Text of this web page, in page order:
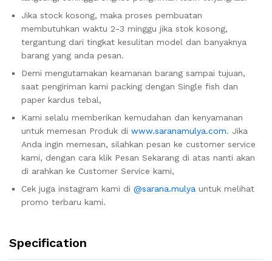
Jika stock kosong, maka proses pembuatan
membutuhkan waktu 2-3 minggu jika stok kosong,
tergantung dari tingkat kesulitan model dan banyaknya
barang yang anda pesan.
Demi mengutamakan keamanan barang sampai tujuan,
saat pengiriman kami packing dengan Single fish dan
paper kardus tebal,
Kami selalu memberikan kemudahan dan kenyamanan
untuk memesan Produk di www.saranamulya.com. Jika
Anda ingin memesan, silahkan pesan ke customer service
kami, dengan cara klik Pesan Sekarang di atas nanti akan
di arahkan ke Customer Service kami,
Cek juga instagram kami di @sarana.mulya untuk melihat
promo terbaru kami.
Specification